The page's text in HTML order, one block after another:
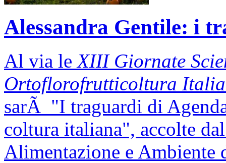
Alessandra Gentile: i
Al via leXIII Giornate
Ortoflorofrutticoltura
sarÃ "I traguardi di
coltura italiana", accolte
Alimentazione e